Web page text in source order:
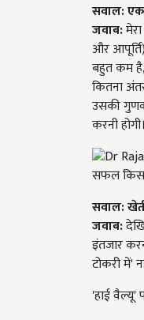
सवाल: एक
जवाब:
और
बहुत कम
कितना
उसकी
करनी होगी।
सफल
सवाल:
जवाब:
इंतजार
टोकरी में'
'हाई वैल्यू'